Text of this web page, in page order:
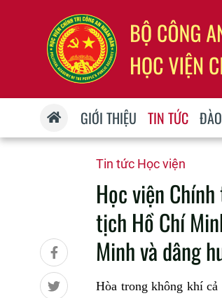
GIỚI THIỆU TIN TỨC
Tin tức Học viện
Học viện
tịch Hồ Chí
Minh và dâng
Hòa trong không khí